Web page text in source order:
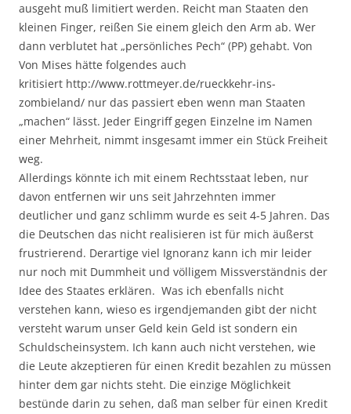
ausgeht muß limitiert werden. Reicht man Staaten den
kleinen Finger, reißen Sie einem gleich den Arm ab. Wer
dann verblutet hat „persönliches Pech“ (PP) gehabt. Von
Von Mises hätte folgendes auch
kritisiert http://www.rottmeyer.de/rueckkehr-ins-
zombieland/ nur das passiert eben wenn man Staaten
„machen“ lässt. Jeder Eingriff gegen Einzelne im Namen
einer Mehrheit, nimmt insgesamt immer ein Stück Freiheit
weg.
Allerdings könnte ich mit einem Rechtsstaat leben, nur
davon entfernen wir uns seit Jahrzehnten immer
deutlicher und ganz schlimm wurde es seit 4-5 Jahren. Das
die Deutschen das nicht realisieren ist für mich äußerst
frustrierend. Derartige viel Ignoranz kann ich mir leider
nur noch mit Dummheit und völligem Missverständnis der
Idee des Staates erklären. Was ich ebenfalls nicht
verstehen kann, wieso es irgendjemanden gibt der nicht
versteht warum unser Geld kein Geld ist sondern ein
Schuldscheinsystem. Ich kann auch nicht verstehen, wie
die Leute akzeptieren für einen Kredit bezahlen zu müssen
hinter dem gar nichts steht. Die einzige Möglichkeit
bestünde darin zu sehen, daß man selber für einen Kredit